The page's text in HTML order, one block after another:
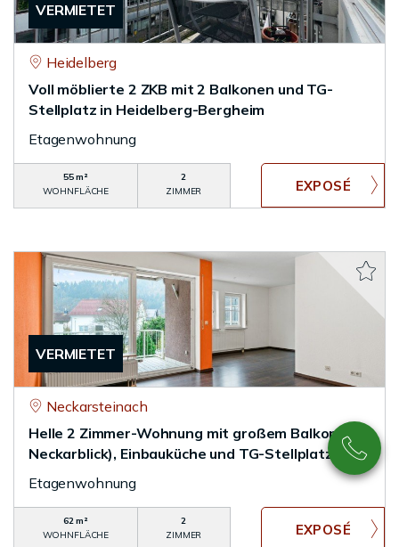
VERMIETET
Heidelberg
Voll möblierte 2 ZKB mit 2 Balkonen und TG-
Stellplatz in Heidelberg-Bergheim
Etagenwohnung
55 m²
WOHNFLÄCHE
2
ZIMMER
VERMIETET
Neckarsteinach
Helle 2 Zimmer-Wohnung mit großem Balkon (mit
Neckarblick), Einbauküche und TG-Stellplatz
Etagenwohnung
62 m²
WOHNFLÄCHE
2
ZIMMER